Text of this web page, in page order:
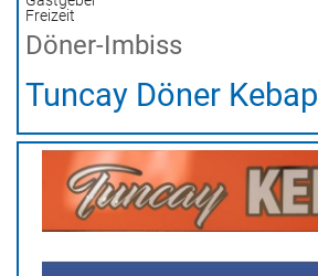
Freizeit
Döner-Imbiss
Tuncay Döner Kebap